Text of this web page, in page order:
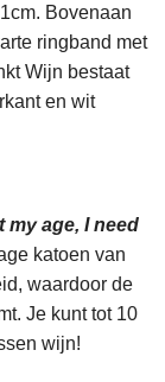
Bovenaan
ringband met
Wijn bestaat
en wit
my age, I need
katoen van
waardoor de
Je kunt tot 10
wijn!